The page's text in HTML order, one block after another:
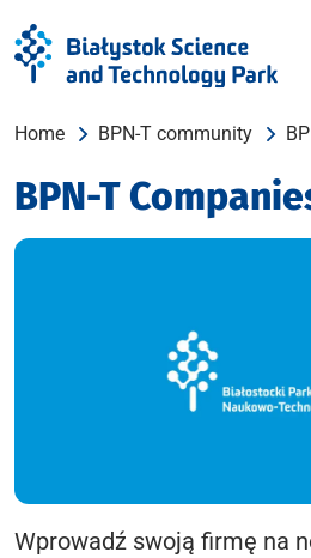
Home BPN-T community
BPN-T
Wprowadź swoją firmę na